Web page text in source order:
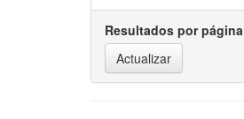
Resultados por página